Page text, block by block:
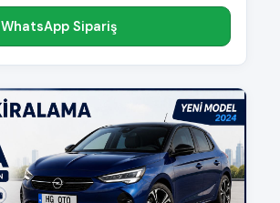
WhatsApp Sipariş